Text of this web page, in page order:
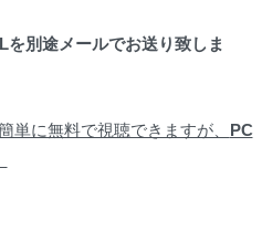
別途メールでお送り致しま
単に無料で視聴できますが、 PC